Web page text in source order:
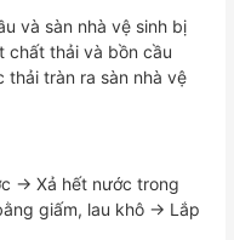
và sàn nhà vệ sinh bị
chất thải và bồn cầu
thải tràn ra sàn nhà vệ
-> Xả hết nước trong
giấm, lau khô -> Lắp